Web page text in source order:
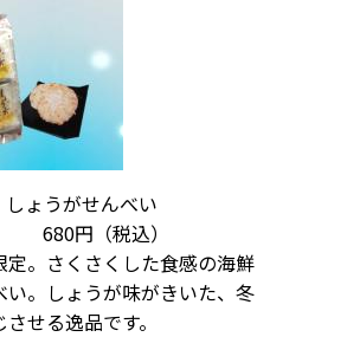
しょうがせんべい
680円（税込）
定。さくさくした食感の海鮮
い。しょうが味がきいた、冬
せる逸品です。